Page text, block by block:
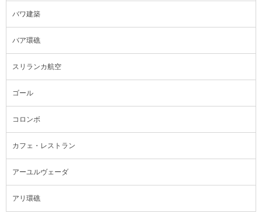
バワ建築
バア環礁
スリランカ航空
ゴール
コロンボ
カフェ・レストラン
アーユルヴェーダ
アリ環礁